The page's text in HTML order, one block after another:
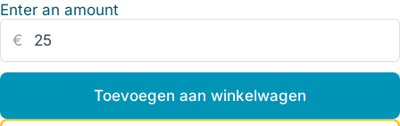
Enter an amount
€
Toevoegen aan winkelwagen